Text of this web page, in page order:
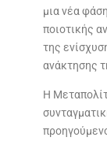
μια νέα
ποιοτικής
της
ανάκτησης
Η